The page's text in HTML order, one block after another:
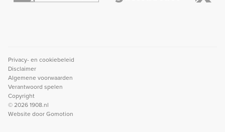
Privacy- en cookiebeleid
Disclaimer
Algemene voorwaarden
Verantwoord spelen
Copyright
© 2026 1908.nl
Website doorGomotion